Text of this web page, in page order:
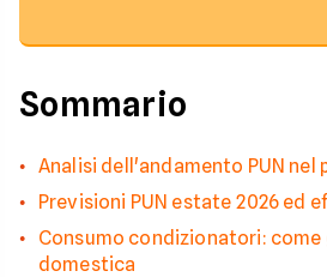
Sommario
Analisi dell'andamento PUN nel
Previsioni PUN estate 2026 ed
Consumo condizionatori: come
domestica